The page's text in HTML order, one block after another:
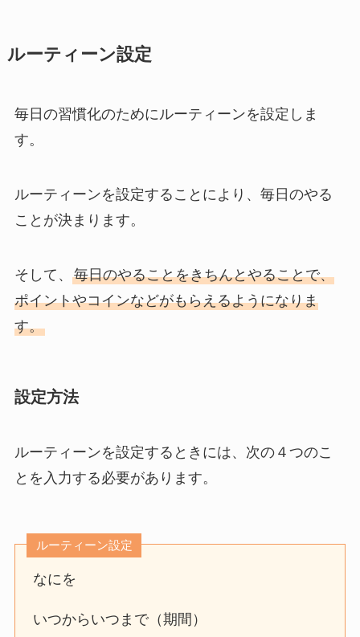
ルーティーン設定
毎日の習慣化のためにルーティーンを設定しま
す。
ルーティーンを設定することにより、毎日のやる
ことが決まります。
そして、 毎日のやることをきちんとやることで、
ポイントやコインなどがもらえるようになりま
す。
設定方法
ルーティーンを設定するときには、次の４つのこ
とを入力する必要があります。
ルーティーン設定
なにを
いつからいつまで（期間）